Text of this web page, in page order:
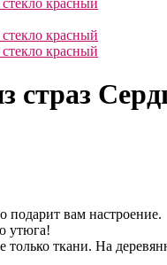
страз
подарит вам настроение.
утюга!
только ткани. На